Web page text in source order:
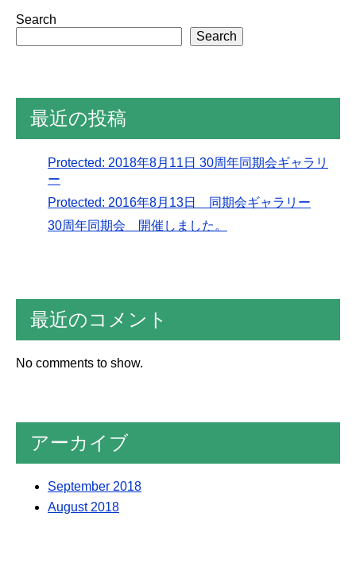
Search
Search
最近の投稿
Protected: 2018年8月11日 30周年同期会ギャラリ
ー
Protected: 2016年8月13日 同期会ギャラリー
30周年同期会 開催しました。
最近のコメント
No comments to show.
アーカイブ
September 2018
August 2018